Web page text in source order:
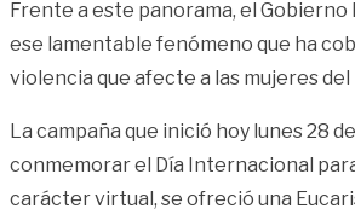
Frente a este panorama, el
ese lamentable fenómeno que ha
violencia que afecte a las mujeres del
La campaña que inició hoy lunes 28
conmemorar el Día Internacional
carácter virtual, se ofreció una